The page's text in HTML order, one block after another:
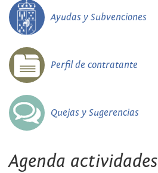
Ayudas y Subvenciones
Perfil de contratante
Quejas y Sugerencias
Agenda actividades